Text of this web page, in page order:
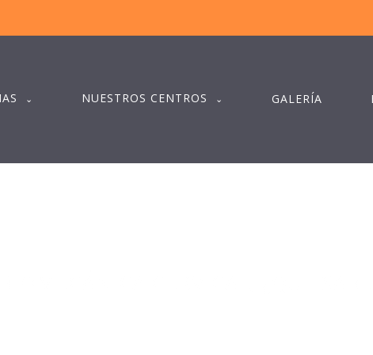
NUESTROS CENTROS GALERÍA